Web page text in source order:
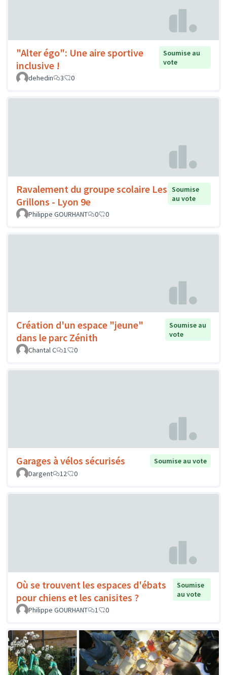
"Alter égo": Une aire sportive
inclusive !
Soumise au
vote
dehedin
3 0
Ravalement du groupe scolaire Les
Grillons - Lyon 9e
Soumise
au vote
Philippe GOURHANT
0 0
Création d'un espace "jeune"
dans le parc Zénith
Soumise au
vote
Chantal C
1 0
Garages à vélos sécurisés
Soumise au vote
Dargent
12 0
Où se trouvent les espaces d'ébats
pour chiens et les canisites ?
Soumise
au vote
Philippe GOURHANT
1 0